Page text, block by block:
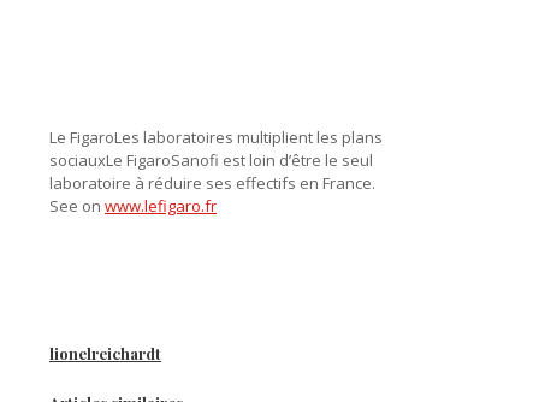
Le FigaroLes laboratoires multiplient les plans
sociauxLe FigaroSanofi est loin d’être le seul
laboratoire à réduire ses effectifs en France.
See on www.lefigaro.fr
lionelreichardt